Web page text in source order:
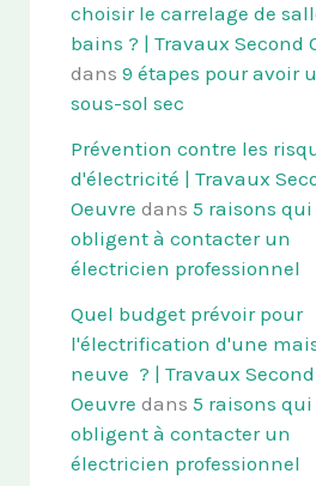
choisir le carrelage de
bains ? | Travaux Second
dans 9 étapes pour avoir
sous-sol sec
Prévention contre les
d'électricité | Travaux
Oeuvre dans 5 raisons qui
obligent à contacter un
électricien professionnel
Quel budget prévoir pour
l'électrification d'une
neuve ? | Travaux Second
Oeuvre dans 5 raisons qui
obligent à contacter un
électricien professionnel